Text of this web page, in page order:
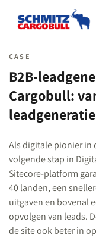
CASE
B2B-
Cargobull:
Als digitale pionier in
volgende stap in
Sitecore-platform
40 landen, een
uitgaven en bovenal
opvolgen van leads.
de site ook beter in